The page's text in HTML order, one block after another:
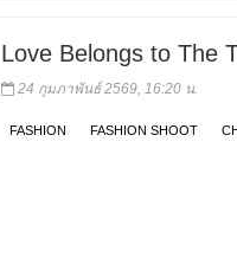
Love Belongs to The
24 กุมภาพันธ์ 2569, 16:20 น.
FASHION FASHION SHOOT